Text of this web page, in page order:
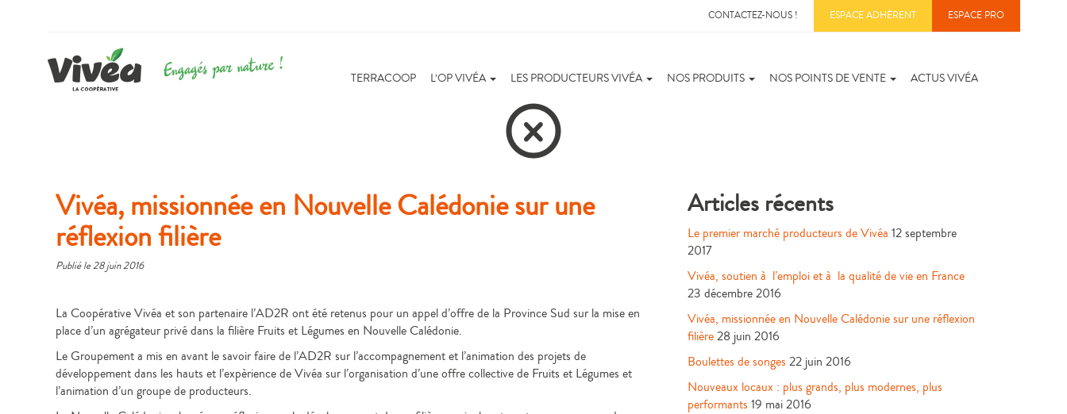
CONTACTEZ-NOUS ! ESPACE ADHÉRENT ESPACE PRO
TERRACOOP L’OP VIVÉA LES PRODUCTEURS VIVÉA NOS PRODUITS NOS POINTS DE VENTE ACTUS VIVÉA
Vivéa, missionnée en Nouvelle Calédonie sur une
réflexion filière
Publié le28 juin 2016
La Coopérative Vivéa et son partenaire l’AD2R ont été retenus pour un appel d’offre de la Province Sud sur la mise en
place d’un agrégateur privé dans la filière Fruits et Légumes en Nouvelle Calédonie.
Le Groupement a mis en avant le savoir faire de l’AD2R sur l’accompagnement et l’animation des projets de
développement dans les hauts et l’expèrience de Vivéa sur l’organisation d’une offre collective de Fruits et Légumes et
l’animation d’un groupe de producteurs.
Articles récents
Le premier marché producteurs de Vivéa 12 septembre
2017
Vivéa, soutien à l’emploi et à la qualité de vie en France
23 décembre 2016
Vivéa, missionnée en Nouvelle Calédonie sur une réflexion
filière28 juin 2016
Boulettes de songes 22 juin 2016
Nouveaux locaux : plus grands, plus modernes, plus
performants 19 mai 2016